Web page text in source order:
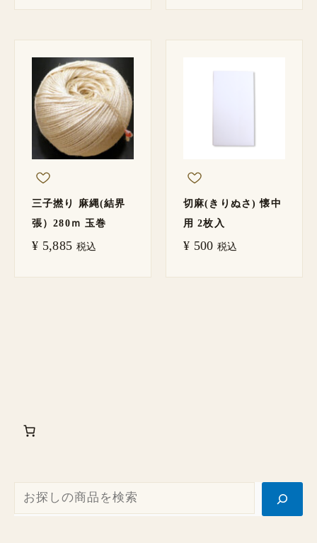
三子撚り 麻縄(結界
張）280ｍ 玉巻
¥ 5,885 税込
切麻(きりぬさ) 懐中
用 2枚入
¥ 500 税込